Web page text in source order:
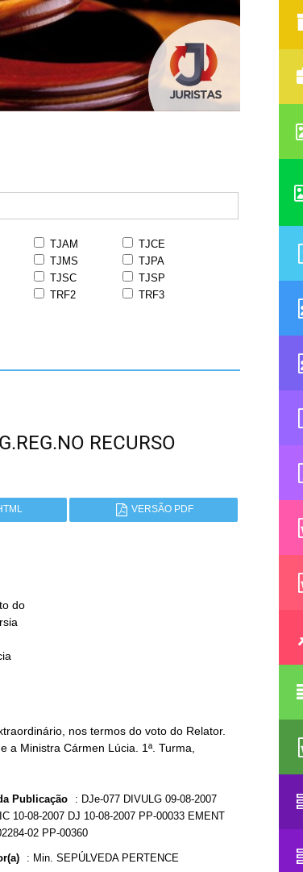
TJAM
TJCE
TJMS
TJPA
TJSC
TJSP
TRF2
TRF3
RECURSO
VERSÃO PDF
nos termos do voto do Relator.
a Ministra Cármen Lúcia. 1ª. Turma,
Publicação : DJe-077 DIVULG 09-08-2007
10-08-2007 DJ 10-08-2007 PP-00033 EMENT
02 PP-00360
: Min. SEPÚLVEDA PERTENCE